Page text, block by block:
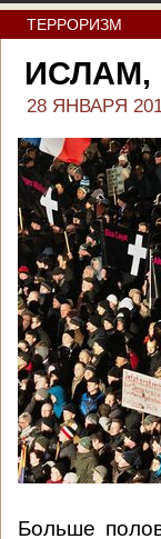
ТЕРРОРИЗМ
ИСЛАМ,
28 ЯНВАРЯ
Больше